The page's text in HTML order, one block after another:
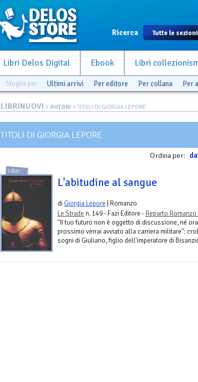
Ricerca
Libri Delos Digital Ebook Libri
Sfoglia per Ultimi arrivi Per editore Per collana Per
LIBRINUOVI > AUTORI > TITOLI DI GIORGIA LEPORE
TITOLI DI GIORGIA LEPORE
Ordina per:
LIBRI
L'abitudine al sangue
di Giorgia Lepore | Romanzo
Le Strade n. 149 - Fazi Editore - Reparto
"II tuo futuro non è oggetto di discussione, né
prossimo verrai avviato alla carriera militare":
sogni di Giuliano, figlio dell'imperatore di